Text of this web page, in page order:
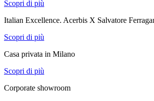
Scopri di più
Italian Excellence. Acerbis X Salvatore
Scopri di più
Casa privata in Milano
Scopri di più
Corporate showroom